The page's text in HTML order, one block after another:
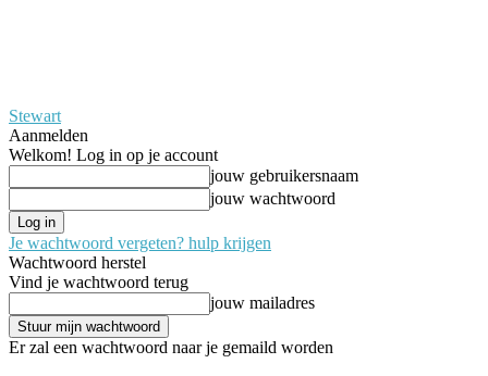
Stewart
Aanmelden
Welkom! Log in op je account
jouw gebruikersnaam
jouw wachtwoord
Je wachtwoord vergeten? hulp krijgen
Wachtwoord herstel
Vind je wachtwoord terug
jouw mailadres
Er zal een wachtwoord naar je gemaild worden